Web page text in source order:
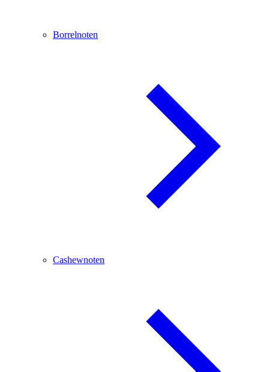
Borrelnoten
Cashewnoten